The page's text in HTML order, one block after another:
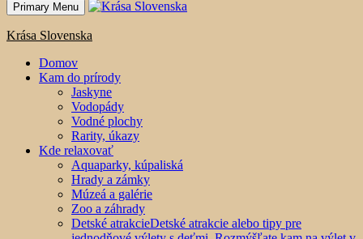
Primary Menu
Krása Slovenska
Domov
Kam do prírody
Jaskyne
Vodopády
Vodné plochy
Rarity, úkazy
Kde relaxovať
Aquaparky, kúpaliská
Hrady a zámky
Múzeá a galérie
Zoo a záhrady
Detské atrakcieDetské atrakcie alebo tipy pre